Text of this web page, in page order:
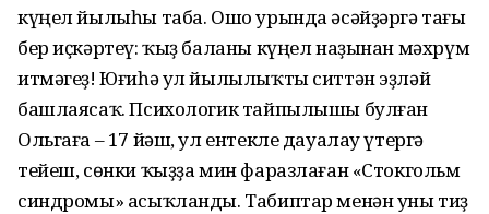
күңел йылыһы таба. Ошо урында әсәйҙәргә тағы
бер иҫкәртеү: ҡыҙ баланы күңел наҙынан мәхрүм
итмәгеҙ! Юғиһә ул йылылыҡты ситтән эҙләй
башлаясаҡ. Психологик тайпылышы булған
Ольгаға – 17 йәш, ул ентекле дауалау үтергә
тейеш, сөнки ҡыҙҙа мин фаразлаған «Стокгольм
синдромы» асыҡланды. Табиптар менән уны тиҙ